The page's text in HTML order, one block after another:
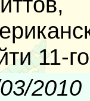
11-
2010